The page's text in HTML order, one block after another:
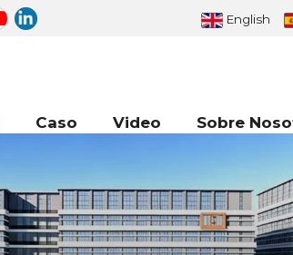
English
Caso Video Sobre